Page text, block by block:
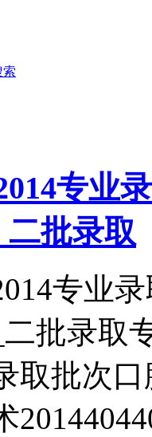
索
专业
批录取
专业
批录取
取批次口